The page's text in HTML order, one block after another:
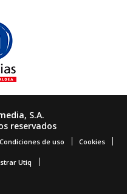
S.A.
reservados
Condiciones de uso Cookies
Utiq